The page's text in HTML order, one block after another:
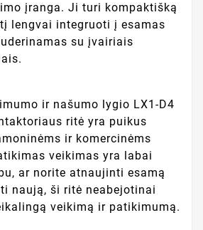
įranga. Ji turi kompaktišką
lengvai integruoti į esamas
su įvairiais
ir našumo lygio LX1-D4
ritė yra puikus
ir komercinėms
veikimas yra labai
ar norite atnaujinti esamą
naują, ši ritė neabejotinai
veikimą ir patikimumą.